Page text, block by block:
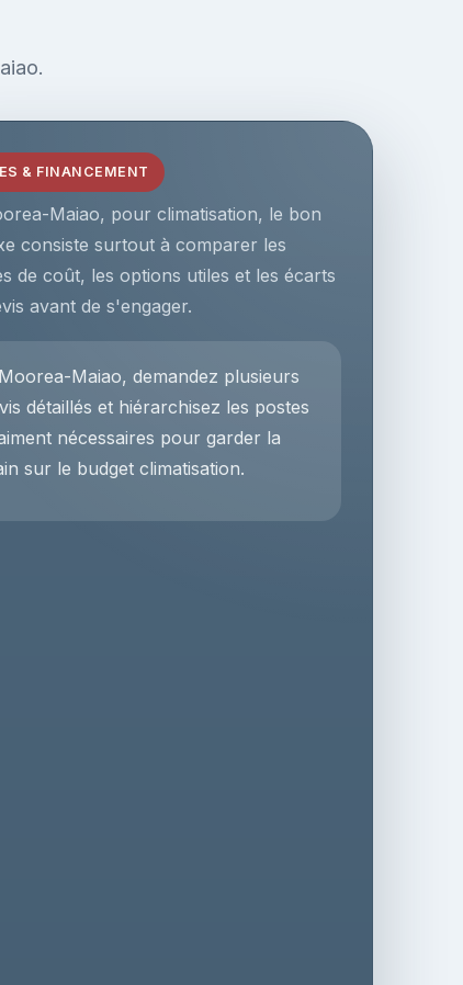
& FINANCEMENT
Maiao, pour climatisation, le bon
consiste surtout à comparer les
de coût, les options utiles et les écarts
avant de s'engager.
Maiao, demandez plusieurs
détaillés et hiérarchisez les postes
nécessaires pour garder la
sur le budget climatisation.